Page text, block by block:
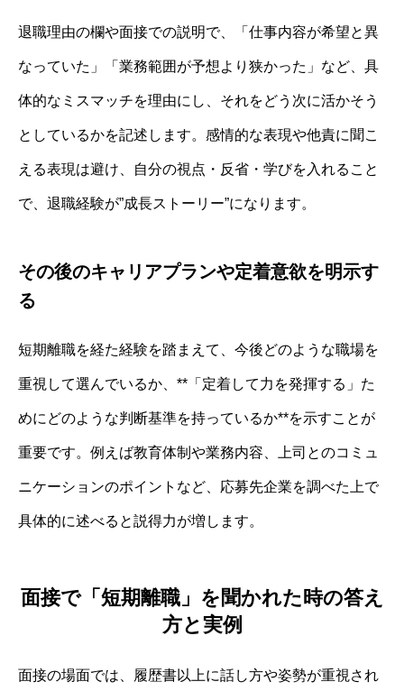
退職理由の欄や面接での説明で、「仕事内容が希望と異
なっていた」「業務範囲が予想より狭かった」など、具
体的なミスマッチを理由にし、それをどう次に活かそう
としているかを記述します。感情的な表現や他責に聞こ
える表現は避け、自分の視点・反省・学びを入れること
で、退職経験が”成長ストーリー”になります。
その後のキャリアプランや定着意欲を明示す
る
短期離職を経た経験を踏まえて、今後どのような職場を
重視して選んでいるか、**「定着して力を発揮する」た
めにどのような判断基準を持っているか**を示すことが
重要です。例えば教育体制や業務内容、上司とのコミュ
ニケーションのポイントなど、応募先企業を調べた上で
具体的に述べると説得力が増します。
面接で「短期離職」を聞かれた時の答え
方と実例
面接の場面では、履歴書以上に話し方や姿勢が重視され